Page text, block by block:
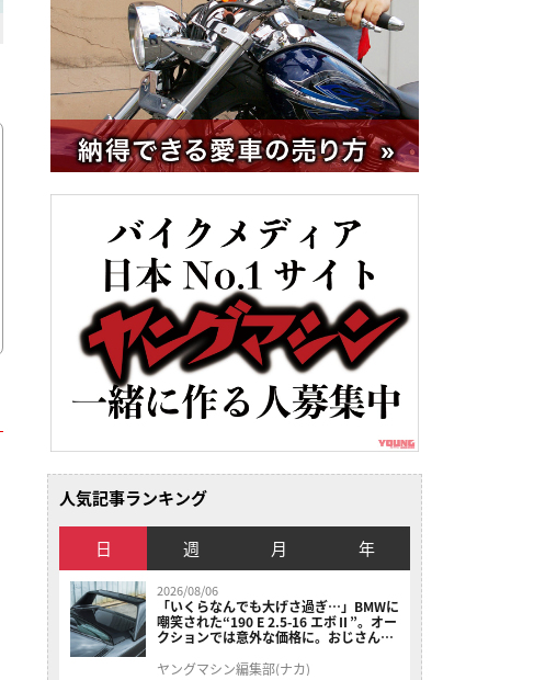
人気記事ランキング
日 週 月 年
2026/08/06
「いくらなんでも大げさ過ぎ…」BMWに
嘲笑された“190 E 2.5-16 エボⅡ”。オー
クションでは意外な価格に。おじさん達
ヤングマシン編集部(ナカ)